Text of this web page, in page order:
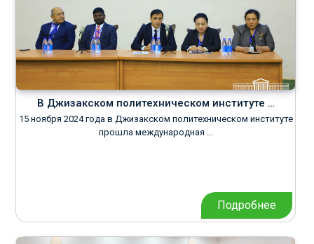
В Джизакском политехническом институте …
15 ноября 2024 года в Джизакском политехническом институте
прошла международная …
Подробнее